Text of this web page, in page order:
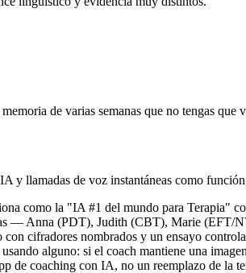
de varias semanas que no tengas
y llamadas de voz instantáneas como
como la "IA #1 del mundo para Terapia"
— Anna (PDT), Judith (CBT), Marie
cifradores nombrados y un ensayo
alguno: si el coach mantiene una
de coaching con IA, no un reemplazo de la